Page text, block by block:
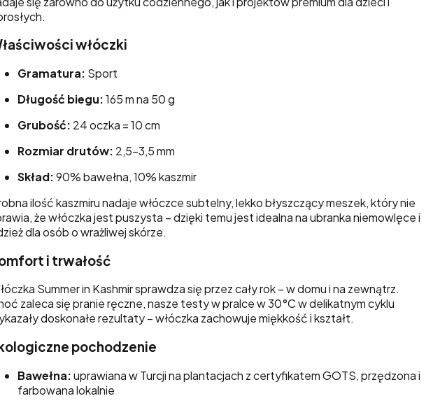
włóczki
Gramatura: Sport
Długość biegu:165 m na 50 g
Grubość: 24 oczka = 10 cm
Rozmiar drutów: 2,5–3,5 mm
Skład:90% bawełna, 10% kaszmir
ilość kaszmiru nadaje włóczce subtelny, lekko błyszczący meszek, który nie
że włóczka jest puszysta – dzięki temu jest idealna na ubranka niemowlęce i
dla osób o wrażliwej skórze.
i trwałość
Summer in Kashmir sprawdza się przez cały rok – w domu i na zewnątrz.
zaleca się pranie ręczne, nasze testy w pralce w 30°C w delikatnym cyklu
doskonałe rezultaty – włóczka zachowuje miękkość i kształt.
pochodzenie
Bawełna:uprawiana w Turcji na plantacjach z certyfikatem GOTS, przędzona i
farbowana lokalnie